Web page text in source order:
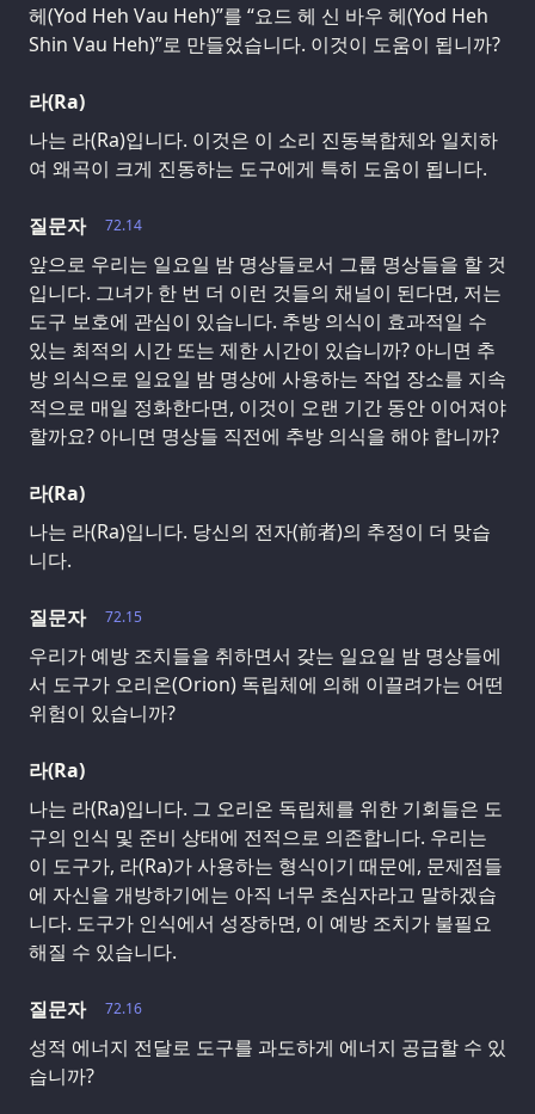
헤(Yod Heh Vau Heh)”를 “요드 헤 신 바우 헤(Yod Heh
Shin Vau Heh)”로 만들었습니다. 이것이 도움이 됩니까?
라(Ra)
나는 라(Ra)입니다. 이것은 이 소리 진동복합체와 일치하
여 왜곡이 크게 진동하는 도구에게 특히 도움이 됩니다.
72.14
질문자
앞으로 우리는 일요일 밤 명상들로서 그룹 명상들을 할 것
입니다. 그녀가 한 번 더 이런 것들의 채널이 된다면, 저는
도구 보호에 관심이 있습니다. 추방 의식이 효과적일 수
있는 최적의 시간 또는 제한 시간이 있습니까? 아니면 추
방 의식으로 일요일 밤 명상에 사용하는 작업 장소를 지속
적으로 매일 정화한다면, 이것이 오랜 기간 동안 이어져야
할까요? 아니면 명상들 직전에 추방 의식을 해야 합니까?
라(Ra)
나는 라(Ra)입니다. 당신의 전자(前者)의 추정이 더 맞습
니다.
72.15
질문자
우리가 예방 조치들을 취하면서 갖는 일요일 밤 명상들에
서 도구가 오리온(Orion) 독립체에 의해 이끌려가는 어떤
위험이 있습니까?
라(Ra)
나는 라(Ra)입니다. 그 오리온 독립체를 위한 기회들은 도
구의 인식 및 준비 상태에 전적으로 의존합니다. 우리는
이 도구가, 라(Ra)가 사용하는 형식이기 때문에, 문제점들
에 자신을 개방하기에는 아직 너무 초심자라고 말하겠습
니다. 도구가 인식에서 성장하면, 이 예방 조치가 불필요
해질 수 있습니다.
72.16
질문자
성적 에너지 전달로 도구를 과도하게 에너지 공급할 수 있
습니까?